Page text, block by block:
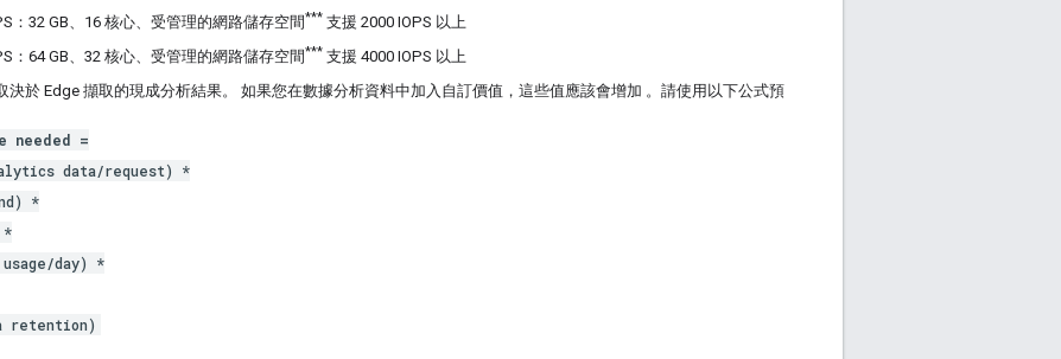
：32 GB、16 核心、受管理的網路儲存空間*** 支援 2000 IOPS 以上
：64 GB、32 核心、受管理的網路儲存空間*** 支援 4000 IOPS 以上
於 Edge 擷取的現成分析結果。 如果您在數據分析資料中加入自訂價值，這些值應該會增加 。請使用以下公式預
needed =
data/request) *
*
*
day) *
retention)